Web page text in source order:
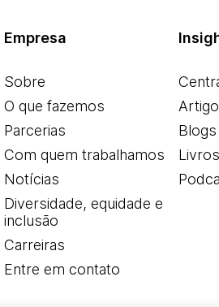
Empresa
Sobre
O que fazemos
Parcerias
Com quem trabalhamos
Notícias
Diversidade, equidade e
inclusão
Carreiras
Entre em contato
Blogs
Livros